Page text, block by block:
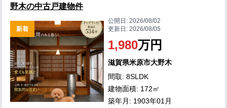
野木の中古戸建物件
新着
公開日:2026/08/02
更新日:2026/08/05
1,980万円
滋賀県米原市大野木
間取: 8SLDK
建物面積: 172㎡
築年月: 1903年01月